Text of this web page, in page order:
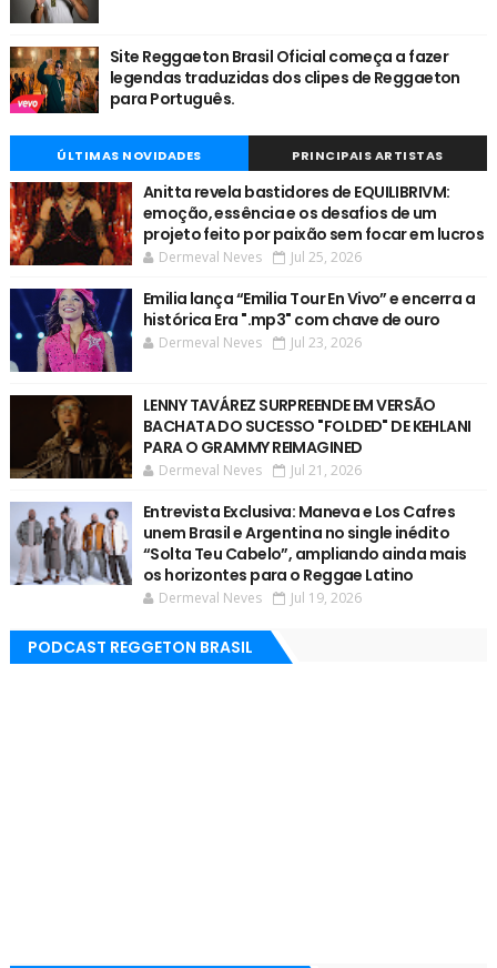
Site Reggaeton Brasil Oficial começa a fazer
legendas traduzidas dos clipes de Reggaeton
para Português.
ÚLTIMAS NOVIDADES PRINCIPAIS ARTISTAS
Anitta revela bastidores de EQUILIBRIVM:
emoção, essência e os desafios de um
projeto feito por paixão sem focar em lucros
Dermeval Neves Jul 25, 2026
Emilia lança “Emilia Tour En Vivo” e encerra a
histórica Era ".mp3" com chave de ouro
Dermeval Neves Jul 23, 2026
LENNY TAVÁREZ SURPREENDE EM VERSÃO
BACHATA DO SUCESSO "FOLDED" DE KEHLANI
PARA O GRAMMY REIMAGINED
Dermeval Neves Jul 21, 2026
Entrevista Exclusiva: Maneva e Los Cafres
unem Brasil e Argentina no single inédito
“Solta Teu Cabelo”, ampliando ainda mais
os horizontes para o Reggae Latino
Dermeval Neves Jul 19, 2026
PODCAST REGGETON BRASIL